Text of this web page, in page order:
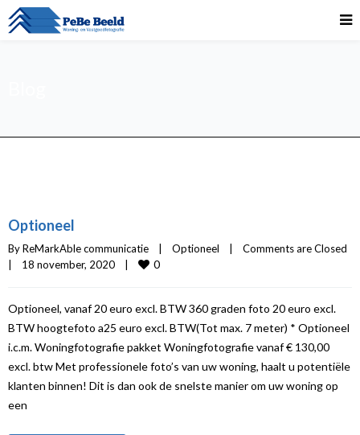
Optioneel
By ReMarkAble communicatie Optioneel
Comments are Closed
18 november, 2020 0
Optioneel, vanaf 20 euro excl. BTW 360 graden foto 20 euro excl.
BTW hoogtefoto a25 euro excl. BTW(Tot max. 7 meter) * Optioneel
i.c.m. Woningfotografie pakket Woningfotografie vanaf € 130,00
excl. btw Met professionele foto’s van uw woning, haalt u potentiële
klanten binnen! Dit is dan ook de snelste manier om uw woning op
een